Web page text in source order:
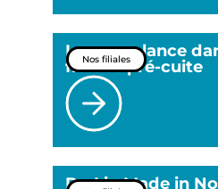
Nos filiales
Lunor se lance
fraîche pré-cuite
Du Lin Made in